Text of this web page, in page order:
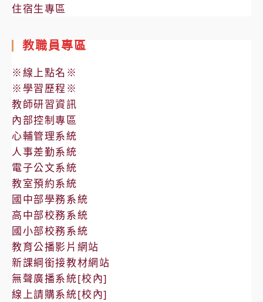
住宿生專區
教職員專區
※線上點名※
※學習歷程※
教師研習資訊
內部控制專區
心輔管理系統
人事差勤系統
電子公文系統
教室預約系統
國中部學務系統
高中部校務系統
國小部校務系統
教育公播影片網站
新課綱銜接教材網站
無聲廣播系統[校內]
線上請購系統[校內]